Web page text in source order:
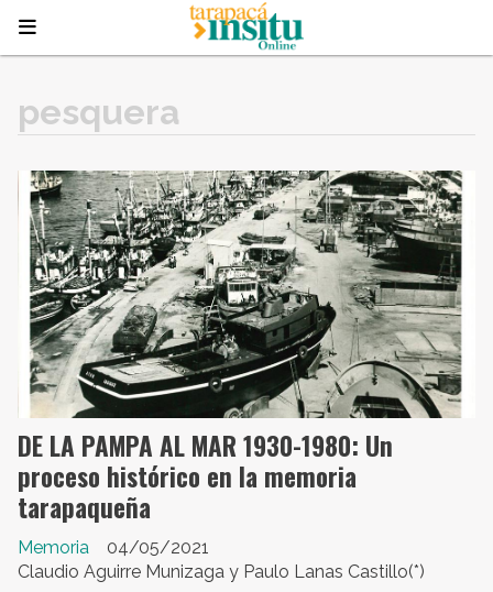
pesquera
DE LA PAMPA AL MAR 1930-1980: Un
proceso histórico en la memoria
tarapaqueña
Claudio Aguirre Munizaga y Paulo Lanas Castillo(*)
Memoria 04/05/2021